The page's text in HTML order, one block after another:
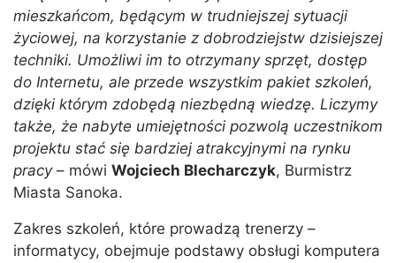
mieszkańcom, będącym w trudniejszej sytuacji
życiowej, na korzystanie z dobrodziejstw dzisiejszej
techniki. Umożliwi im to otrzymany sprzęt, dostęp
do Internetu, ale przede wszystkim pakiet szkoleń,
dzięki którym zdobędą niezbędną wiedzę. Liczymy
także, że nabyte umiejętności pozwolą uczestnikom
projektu stać się bardziej atrakcyjnymi na rynku
pracy– mówi Wojciech Blecharczyk, Burmistrz
Miasta Sanoka.
Zakres szkoleń, które prowadzą trenerzy –
informatycy, obejmuje podstawy obsługi komputera